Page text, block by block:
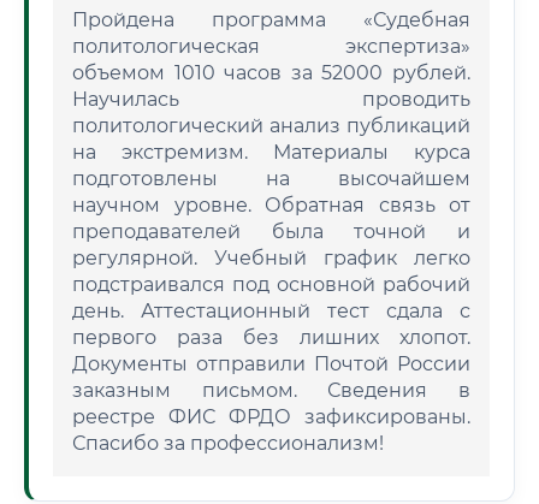
Пройдена программа «Судебная
политологическая экспертиза»
объемом 1010 часов за 52000 рублей.
Научилась проводить
политологический анализ публикаций
на экстремизм. Материалы курса
подготовлены на высочайшем
научном уровне. Обратная связь от
преподавателей была точной и
регулярной. Учебный график легко
подстраивался под основной рабочий
день. Аттестационный тест сдала с
первого раза без лишних хлопот.
Документы отправили Почтой России
заказным письмом. Сведения в
реестре ФИС ФРДО зафиксированы.
Спасибо за профессионализм!